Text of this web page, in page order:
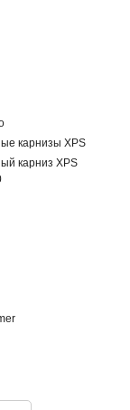
карнизы XPS
карниз XPS